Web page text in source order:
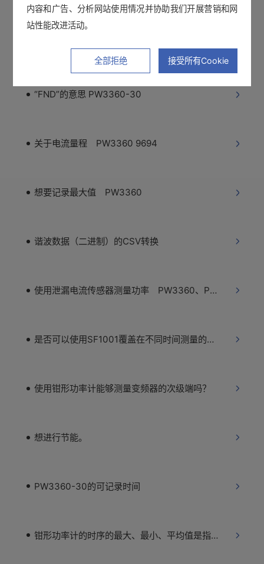
“FND”的意思 PW3360-30
关于电流量程 PW3360 9694
想要记录最大值 PW3360
谐波数据（二进制）的CSV转换
使用泄漏电流传感器测量功率 PW3360、PW3365
是否可以使用SF1001覆盖在不同时间测量的多个数据？
使用钳形功率计能够测量变频器的次级端吗？
想进行节能。
PW3360-30的可记录时间
钳形功率计的时序的最大、最小、平均值是指什么？
内容和广告、分析网站使用情况并协助我们开展营销和网
站性能改进活动。
全部拒绝 接受所有Cookie